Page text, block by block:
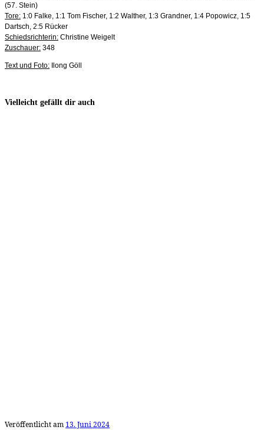
(57. Stein)
Tore: 1:0 Falke, 1:1 Tom Fischer, 1:2 Walther, 1:3 Grandner, 1:4 Popowicz, 1:5
Dartsch, 2:5 Rücker
Schiedsrichterin: Christine Weigelt
Zuschauer: 348
Text und Foto: Ilong Göll
Vielleicht gefällt dir auch
Veröffentlicht am 13. Juni 2024